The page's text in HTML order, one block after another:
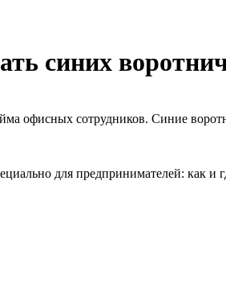
синих
офисных сотрудников. Синие
для предпринимателей: как и